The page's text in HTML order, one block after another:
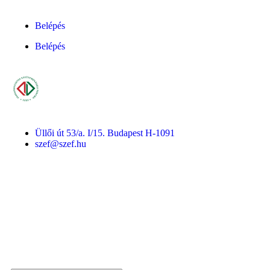
Belépés
Belépés
Üllői út 53/a. I/15. Budapest H-1091
szef@szef.hu